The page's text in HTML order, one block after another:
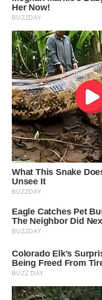
WN
MAJALENGKA
WN
SUBANG
WN
SUKABUMI
WN
PURWAKARTA
WN
PRIANGAN
TIMUR
SEMARANG
SOLO
WN
BOROBUDUR